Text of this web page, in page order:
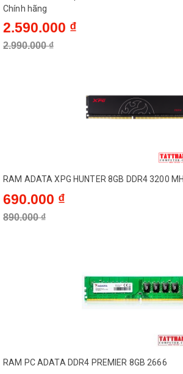
Chính hãng
2.590.000 ₫
2.990.000 ₫
RAM ADATA XPG HUNTER 8GB DDR4 3200
690.000 ₫
890.000 ₫
RAM PC ADATA DDR4 PREMIER 8GB 2666